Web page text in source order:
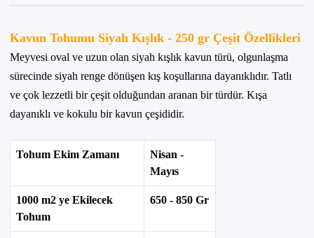
Kavun Tohumu Siyah Kışlık - 250 gr Çeşit Özellikleri
Meyvesi oval ve uzun olan siyah kışlık kavun türü, olgunlaşma
sürecinde siyah renge dönüşen kış koşullarına dayanıklıdır. Tatlı
ve çok lezzetli bir çeşit olduğundan aranan bir türdür. Kışa
dayanıklı ve kokulu bir kavun çeşididir.
Tohum Ekim Zamanı
Nisan -
Mayıs
1000 m2 ye Ekilecek
Tohum
650 - 850 Gr